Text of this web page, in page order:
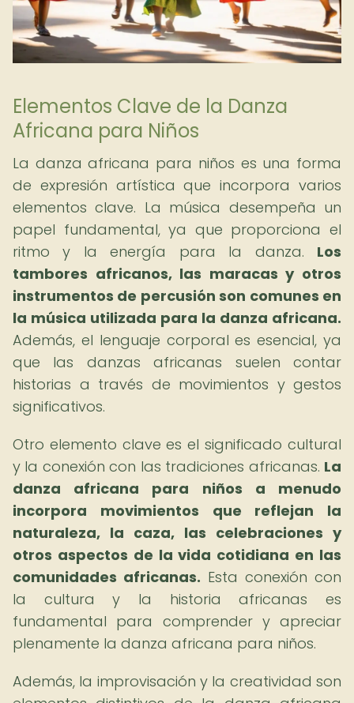
Elementos Clave de la Danza
Africana para Niños
La danza africana para niños es una forma
de expresión artística que incorpora varios
elementos clave. La música desempeña un
papel fundamental, ya que proporciona el
ritmo y la energía para la danza. Los
tambores africanos, las maracas y otros
instrumentos de percusión son comunes en
la música utilizada para la danza africana.
Además, el lenguaje corporal es esencial, ya
que las danzas africanas suelen contar
historias a través de movimientos y gestos
significativos.
Otro elemento clave es el significado cultural
y la conexión con las tradiciones africanas. La
danza africana para niños a menudo
incorpora movimientos que reflejan la
naturaleza, la caza, las celebraciones y
otros aspectos de la vida cotidiana en las
comunidades africanas. Esta conexión con
la cultura y la historia africanas es
fundamental para comprender y apreciar
plenamente la danza africana para niños.
Además, la improvisación y la creatividad son